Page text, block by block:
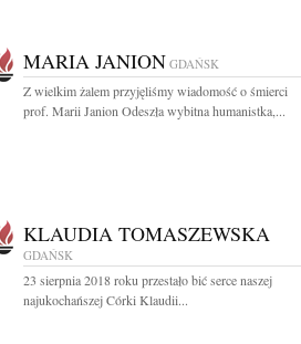
MARIA JANION GDAŃSK
Z wielkim żalem przyjęliśmy wiadomość o śmierci
prof. Marii Janion Odeszła wybitna humanistka,...
KLAUDIA TOMASZEWSKA
GDAŃSK
23 sierpnia 2018 roku przestało bić serce naszej
najukochańszej Córki Klaudii...